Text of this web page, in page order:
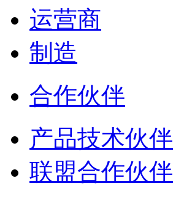
运营商
制造
合作伙伴
产品技术伙伴
联盟合作伙伴